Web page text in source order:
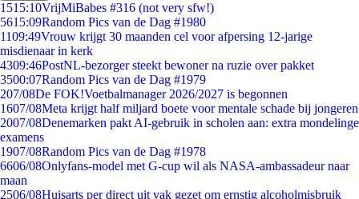
1515:10VrijMiBabes #316 (not very sfw!)
5615:09Random Pics van de Dag #1980
1109:49Vrouw krijgt 30 maanden cel voor afpersing 12-jarige
misdienaar in kerk
4309:46PostNL-bezorger steekt bewoner na ruzie over pakket
3500:07Random Pics van de Dag #1979
207/08De FOK!Voetbalmanager 2026/2027 is begonnen
1607/08Meta krijgt half miljard boete voor mentale schade bij jongeren
2007/08Denemarken pakt AI-gebruik in scholen aan: extra mondelinge
examens
1907/08Random Pics van de Dag #1978
6606/08Onlyfans-model met G-cup wil als NASA-ambassadeur naar
maan
2506/08Huisarts per direct uit vak gezet om ernstig alcoholmisbruik